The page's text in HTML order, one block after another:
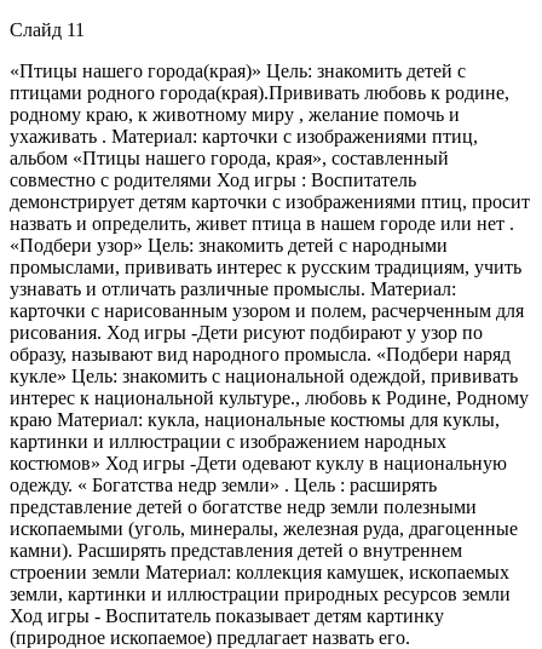
Слайд 11
«Птицы нашего города(края)» Цель: знакомить детей с
птицами родного города(края).Прививать любовь к родине,
родному краю, к животному миру , желание помочь и
ухаживать . Материал: карточки с изображениями птиц,
альбом «Птицы нашего города, края», составленный
совместно с родителями Ход игры : Воспитатель
демонстрирует детям карточки с изображениями птиц, просит
назвать и определить, живет птица в нашем городе или нет .
«Подбери узор» Цель: знакомить детей с народными
промыслами, прививать интерес к русским традициям, учить
узнавать и отличать различные промыслы. Материал:
карточки с нарисованным узором и полем, расчерченным для
рисования. Ход игры -Дети рисуют подбирают у узор по
образу, называют вид народного промысла. «Подбери наряд
кукле» Цель: знакомить с национальной одеждой, прививать
интерес к национальной культуре., любовь к Родине, Родному
краю Материал: кукла, национальные костюмы для куклы,
картинки и иллюстрации с изображением народных
костюмов» Ход игры -Дети одевают куклу в национальную
одежду. « Богатства недр земли» . Цель : расширять
представление детей о богатстве недр земли полезными
ископаемыми (уголь, минералы, железная руда, драгоценные
камни). Расширять представления детей о внутреннем
строении земли Материал: коллекция камушек, ископаемых
земли, картинки и иллюстрации природных ресурсов земли
Ход игры - Воспитатель показывает детям картинку
(природное ископаемое) предлагает назвать его.